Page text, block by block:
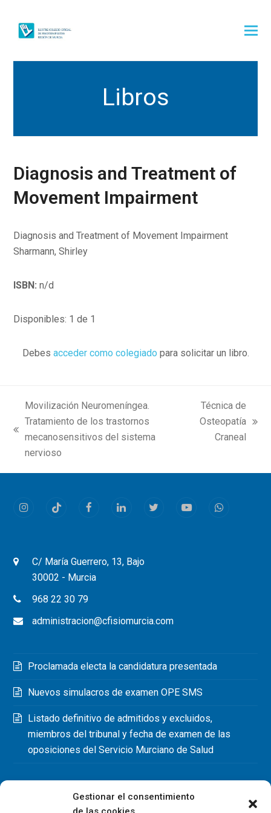
Gestionar el consentimiento
Libros
Diagnosis and Treatment of
Movement Impairment
Diagnosis and Treatment of Movement Impairment
Sharmann, Shirley
ISBN: n/d
Disponibles: 1 de 1
Debes acceder como colegiado para solicitar un libro.
previous
post:
Movilización Neuromeníngea.
Tratamiento de los trastornos
mecanosensitivos del sistema
nervioso
next
post:
Técnica de
Osteopatía
Craneal
InstagramTiktok FacebookLinkedInTwitterYoutubeWhatsapp
C/ María Guerrero, 13, Bajo
30002 - Murcia
968 22 30 79
administracion@cfisiomurcia.com
Proclamada electa la candidatura presentada
Nuevos simulacros de examen OPE SMS
Listado definitivo de admitidos y excluidos,
miembros del tribunal y fecha de examen de las
oposiciones del Servicio Murciano de Salud